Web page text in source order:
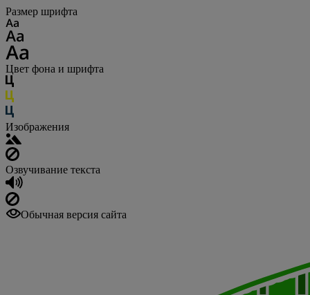
Размер шрифта
Цвет фона и шрифта
Изображения
Озвучивание текста
Обычная версия сайта